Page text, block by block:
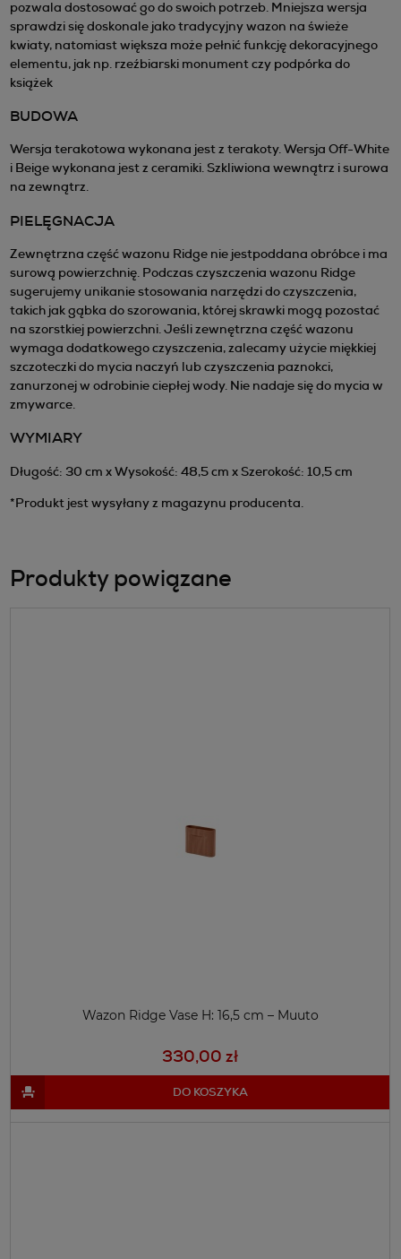
pozwala dostosować go do swoich potrzeb. Mniejsza wersja
sprawdzi się doskonale jako tradycyjny wazon na świeże
kwiaty, natomiast większa może pełnić funkcję dekoracyjnego
elementu, jak np. rzeźbiarski monument czy podpórka do
książek
BUDOWA
Wersja terakotowa wykonana jest z terakoty. Wersja Off-White
i Beige wykonana jest z ceramiki. Szkliwiona wewnątrz i surowa
na zewnątrz.
PIELĘGNACJA
Zewnętrzna część wazonu Ridge nie jestpoddana obróbce i ma
surową powierzchnię. Podczas czyszczenia wazonu Ridge
sugerujemy unikanie stosowania narzędzi do czyszczenia,
takich jak gąbka do szorowania, której skrawki mogą pozostać
na szorstkiej powierzchni. Jeśli zewnętrzna część wazonu
wymaga dodatkowego czyszczenia, zalecamy użycie miękkiej
szczoteczki do mycia naczyń lub czyszczenia paznokci,
zanurzonej w odrobinie ciepłej wody. Nie nadaje się do mycia w
zmywarce.
WYMIARY
Długość: 30 cm x Wysokość: 48,5 cm x Szerokość: 10,5 cm
*Produkt jest wysyłany z magazynu producenta.
Produkty powiązane
Wazon Ridge Vase H: 16,5 cm – Muuto
330,00 zł
DO KOSZYKA